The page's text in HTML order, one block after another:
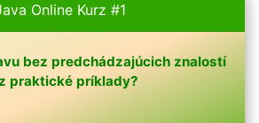
Online Kurz #1
bez predchádzajúcich znalostí
praktické príklady?